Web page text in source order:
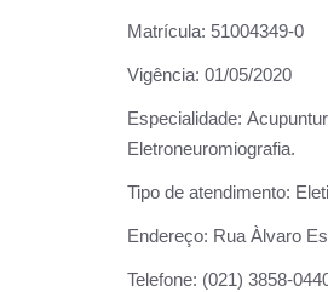
Matrícula: 51004349-0
Vigência: 01/05/2020
Especialidade:
Eletroneuromiografia.
Tipo de atendimento:
Endereço: Rua Àlvaro
Telefone: (021) 3858-